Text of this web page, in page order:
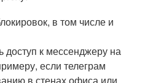
в том числе и
доступ к мессенджеру на
если телеграм